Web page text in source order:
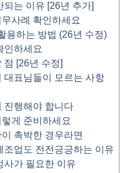
는 이유 [26년 추가]
사례 확인하세요
용하는 방법 (26년 수정)
인하세요
점 [26년 수정]
대표님들이 모르는 사항
진행해야 합니다
게 준비하세요
촉박한 경우라면
조업도 전전긍긍하는 이유
사가 필요한 이유